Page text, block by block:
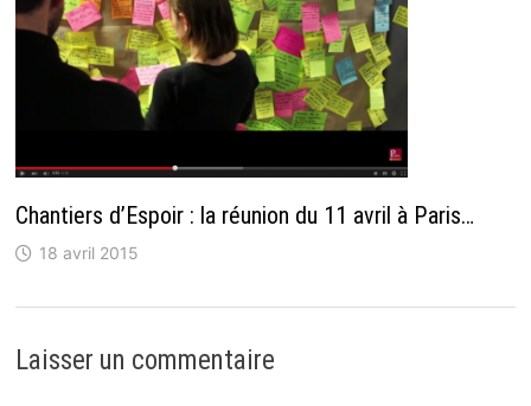
Chantiers d’Espoir : la réunion du 11 avril à Paris…
18 avril 2015
Laisser un commentaire